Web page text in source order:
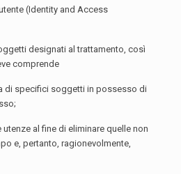
(Identity and Access
designati al trattamento, così
comprende
di specifici soggetti in possesso di
al fine di eliminare quelle non
e, pertanto, ragionevolmente,